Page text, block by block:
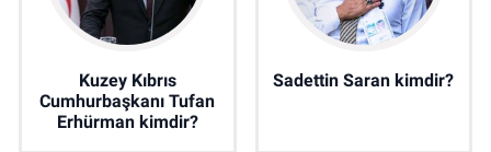
Kuzey Kıbrıs
Cumhurbaşkanı Tufan
Erhürman kimdir?
Sadettin Saran kimdir?